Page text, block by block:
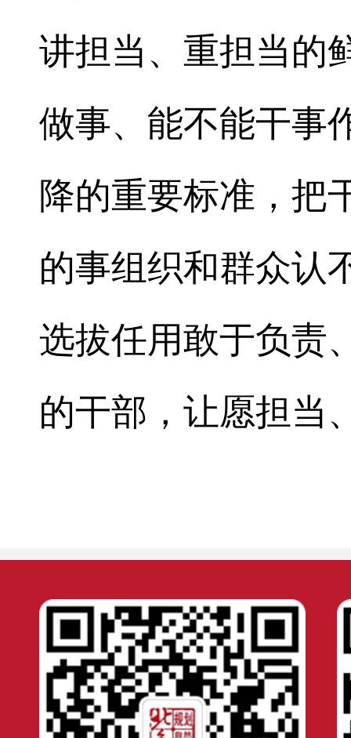
讲担当、重担当的
做事、能不能干事
降的重要标准，把
的事组织和群众认
选拔任用敢于负责
的干部，让愿担当